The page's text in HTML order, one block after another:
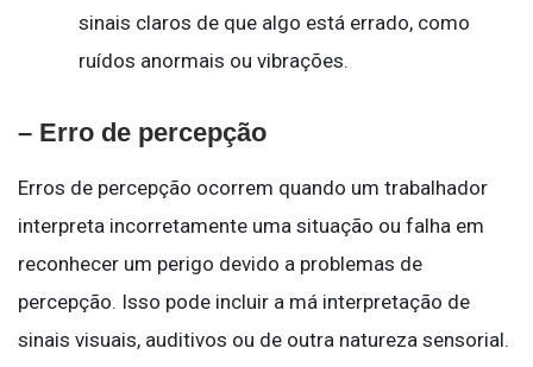
sinais claros de que algo está errado, como
ruídos anormais ou vibrações.
– Erro de percepção
Erros de percepção ocorrem quando um trabalhador
interpreta incorretamente uma situação ou falha em
reconhecer um perigo devido a problemas de
percepção. Isso pode incluir a má interpretação de
sinais visuais, auditivos ou de outra natureza sensorial.